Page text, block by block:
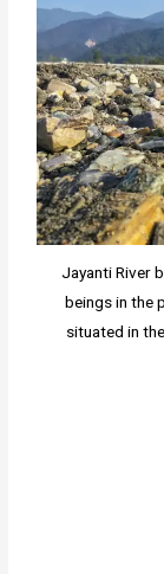
Jayanti River
beings in the
situated in